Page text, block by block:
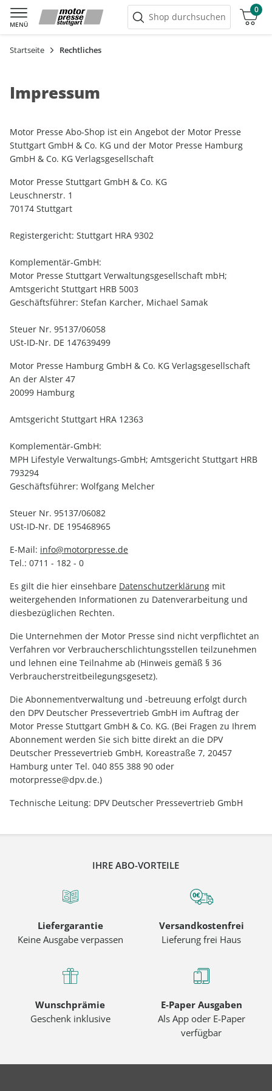
MENÜ
Shop durchsuchen
0
Warenkorb
Startseite Rechtliches
Impressum
Motor Presse Abo-Shop ist ein Angebot der Motor Presse
Stuttgart GmbH & Co. KG und der Motor Presse Hamburg
GmbH & Co. KG Verlagsgesellschaft
Motor Presse Stuttgart GmbH & Co. KG
Leuschnerstr. 1
70174 Stuttgart
Registergericht: Stuttgart HRA 9302
Komplementär-GmbH:
Motor Presse Stuttgart Verwaltungsgesellschaft mbH;
Amtsgericht Stuttgart HRB 5003
Geschäftsführer: Stefan Karcher, Michael Samak
Steuer Nr. 95137/06058
USt-ID-Nr. DE 147639499
Motor Presse Hamburg GmbH & Co. KG Verlagsgesellschaft
An der Alster 47
20099 Hamburg
Amtsgericht Stuttgart HRA 12363
Komplementär-GmbH:
MPH Lifestyle Verwaltungs-GmbH; Amtsgericht Stuttgart HRB
793294
Geschäftsführer: Wolfgang Melcher
Steuer Nr. 95137/06082
USt-ID-Nr. DE 195468965
E-Mail: info@motorpresse.de
Tel.: 0711 - 182 - 0
Es gilt die hier einsehbare Datenschutzerklärung mit
weitergehenden Informationen zu Datenverarbeitung und
diesbezüglichen Rechten.
Die Unternehmen der Motor Presse sind nicht verpflichtet an
Verfahren vor Verbraucherschlichtungsstellen teilzunehmen
und lehnen eine Teilnahme ab (Hinweis gemäß § 36
Verbraucherstreitbeilegungsgesetz).
Die Abonnementverwaltung und -betreuung erfolgt durch
den DPV Deutscher Pressevertrieb GmbH im Auftrag der
Motor Presse Stuttgart GmbH & Co. KG. (Bei Fragen zu Ihrem
Abonnement werden Sie sich bitte direkt an die DPV
Deutscher Pressevertrieb GmbH, Koreastraße 7, 20457
Hamburg unter Tel. 040 855 388 90 oder
motorpresse@dpv.de.)
Technische Leitung: DPV Deutscher Pressevertrieb GmbH
IHRE ABO-VORTEILE
Liefergarantie
Keine Ausgabe verpassen
Versandkostenfrei
Lieferung frei Haus
Wunschprämie
Geschenk inklusive
E-Paper Ausgaben
Als App oder E-Paper
verfügbar